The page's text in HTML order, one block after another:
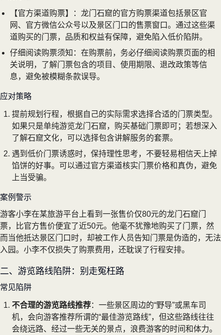
【官方渠道购票】：龙门石窟的官方购票渠道包括景区官
网、官方微信公众号以及景区门口的售票窗口。通过这些渠
道购买的门票，品质和权益有保障，避免陷入低价陷阱。
仔细阅读购票须知：在购票前，务必仔细阅读购票页面的相
关说明，了解门票包含的项目、使用期限、退改政策等信
息，避免被模糊条款误导。
应对策略
提前规划行程，根据自己的实际需求选择合适的门票类型。
如果只是单纯游览龙门石窟，购买基础门票即可；若想深入
了解石窟文化，可以选择包含讲解服务的套票。
遇到低价门票诱惑时，保持理性思考，不要轻易相信天上掉
馅饼的好事。可以通过官方渠道核实门票价格和真伪，避免
上当受骗。
案例警示
游客小李在某旅游平台上看到一张售价仅80元的龙门石窟门
票，比官方售价便宜了近50元。他毫不犹豫地购买了门票，然
而当他抵达景区门口时，却被工作人员告知门票是伪造的，无法
入园。小李不仅损失了购票费用，还耽误了行程安排。
二、游览路线陷阱：别走冤枉路
常见陷阱
不合理的游览路线推荐：一些景区周边的“野导”或黑车司
机，会向游客推荐所谓的“最佳游览路线”，但这些路线往往
会绕远路、经过一些无关的景点，浪费游客的时间和体力。